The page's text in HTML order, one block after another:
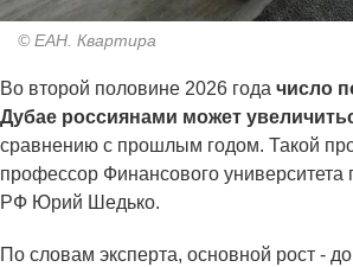
© ЕАН. Квартира
Во второй половине 2026 года число
Дубае россиянами может
сравнению с прошлым годом. Такой
профессор Финансового университета
РФ Юрий Шедько.
По словам эксперта, основной рост -